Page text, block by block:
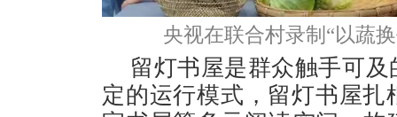
央视在联合村录制“以蔬
留灯书屋是群众触手可
定的运行模式，留灯书屋